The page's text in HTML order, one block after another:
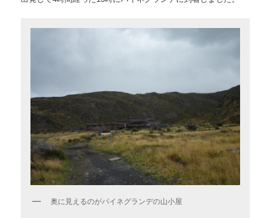
奥に見えるのがパイネグランデの山小屋